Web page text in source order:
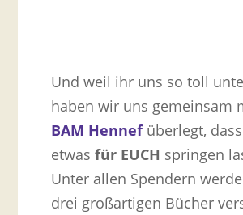
Und weil ihr uns so toll
haben wir uns gemeinsam
BAM Hennefüberlegt,
etwas für EUCH springen
Unter allen Spendern
drei großartigen Bücher